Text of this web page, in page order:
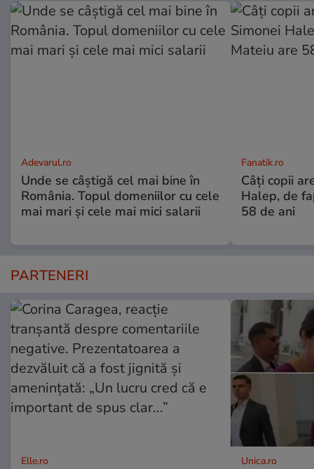
Adevarul.ro
Unde se câștigă cel mai bine în
România. Topul domeniilor cu cele
mai mari și cele mai mici salarii
Fanatik.ro
Câți copii
Halep, de
58 de ani
PARTENERI
Elle.ro Unica.ro